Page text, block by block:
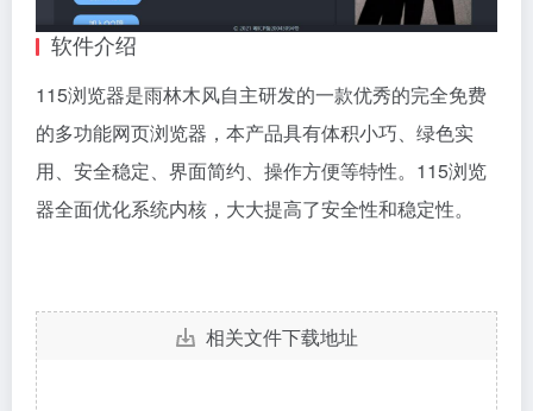
软件介绍
115浏览器是雨林木风自主研发的一款优秀的完全免费
的多功能网页浏览器，本产品具有体积小巧、绿色实
用、安全稳定、界面简约、操作方便等特性。115浏览
器全面优化系统内核，大大提高了安全性和稳定性。
相关文件下载地址